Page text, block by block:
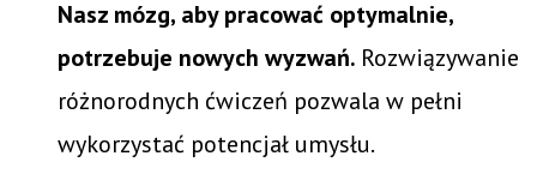
Nasz mózg, aby pracować optymalnie,
potrzebuje nowych wyzwań. Rozwiązywanie
różnorodnych ćwiczeń pozwala w pełni
wykorzystać potencjał umysłu.